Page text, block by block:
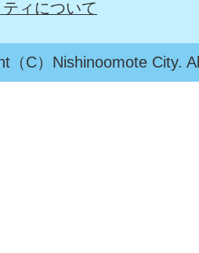
ィについて
（C）Nishinoomote City.